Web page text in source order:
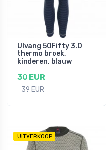
Ulvang 50Fifty 3.0
thermo broek,
kinderen, blauw
30 EUR
39 EUR
UITVERKOOP